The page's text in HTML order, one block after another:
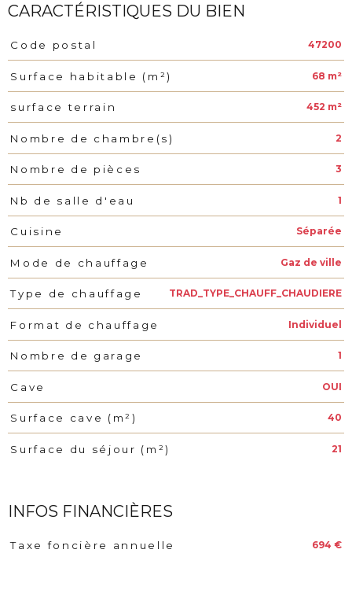
CARACTÉRISTIQUES DU BIEN
Caractéristiques Valeurs
Code postal 47200
Surface habitable (m²) 68 m²
surface terrain 452 m²
Nombre de chambre(s) 2
Nombre de pièces 3
Nb de salle d'eau 1
Cuisine Séparée
Mode de chauffage Gaz de ville
Type de chauffage TRAD_TYPE_CHAUFF_CHAUDIERE
Format de chauffage Individuel
Nombre de garage 1
Cave OUI
Surface cave (m²) 40
Surface du séjour (m²) 21
INFOS FINANCIÈRES
Caractéristiques Valeurs
Taxe foncière annuelle 694 €